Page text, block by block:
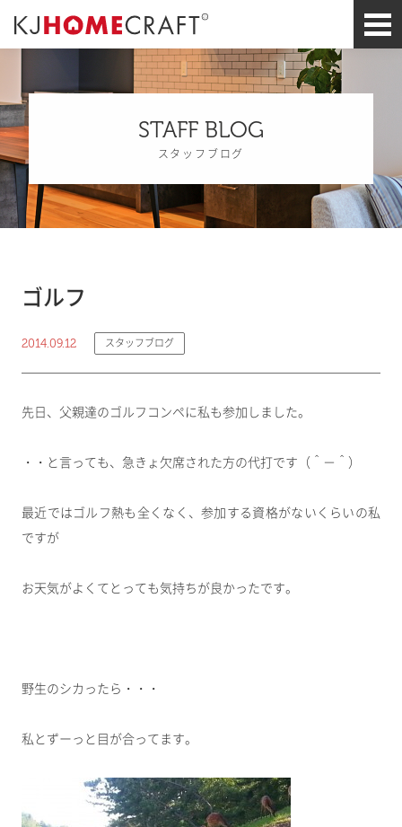
STAFF BLOG
スタッフブログ
ゴルフ
2014.09.12 スタッフブログ
先日、父親達のゴルフコンペに私も参加しました。
・・と言っても、急きょ欠席された方の代打です（＾－＾）
最近ではゴルフ熱も全くなく、参加する資格がないくらいの私
ですが
お天気がよくてとっても気持ちが良かったです。
野生のシカったら・・・
私とずーっと目が合ってます。